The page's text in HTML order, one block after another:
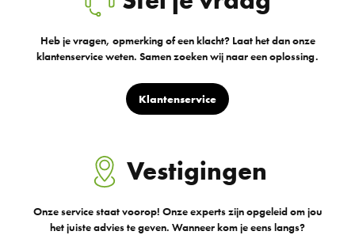
Heb je vragen, opmerking of een klacht? Laat het dan onze
klantenservice weten. Samen zoeken wij naar een oplossing.
Klantenservice
Vestigingen
Onze service staat voorop! Onze experts zijn opgeleid om jou
het juiste advies te geven. Wanneer kom je eens langs?